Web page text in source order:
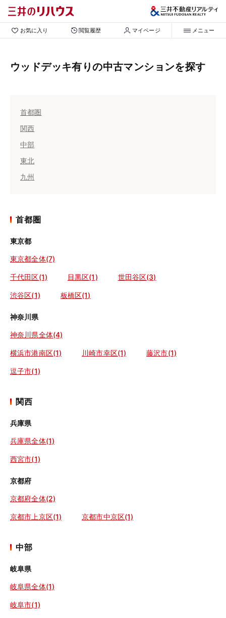
お気に入り 閲覧履歴 マイページ メニュー
ウッドデッキ有りの中古マンションを探す
首都圏
関西
中部
東北
九州
首都圏
東京都
東京都全体(7)
千代田区(1) 目黒区(1) 世田谷区(3)
渋谷区(1) 板橋区(1)
神奈川県
神奈川県全体(4)
横浜市港南区(1) 川崎市幸区(1) 藤沢市(1)
逗子市(1)
関西
兵庫県
兵庫県全体(1)
西宮市(1)
京都府
京都府全体(2)
京都市上京区(1) 京都市中京区(1)
中部
岐阜県
岐阜県全体(1)
岐阜市(1)